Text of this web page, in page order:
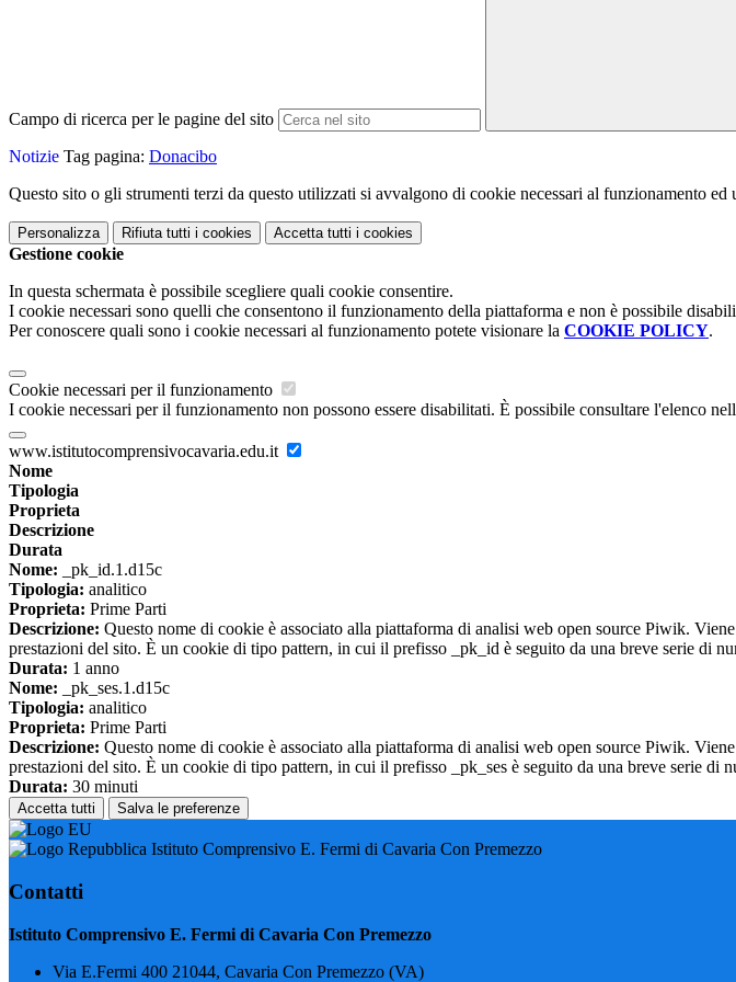
Campo di ricerca per le pagine del sito
Notizie Tag pagina: Donacibo
Questo sito o gli strumenti terzi da questo utilizzati si avvalgono di cookie necessari al funzionamento
Personalizza Rifiuta tutti i cookies Accetta tutti i cookies
Gestione cookie
In questa schermata è possibile scegliere quali cookie consentire.
I cookie necessari sono quelli che consentono il funzionamento della piattaforma e non è possibile
Per conoscere quali sono i cookie necessari al funzionamento potete visionare la COOKIE POLICY.
Cookie necessari per il funzionamento
I cookie necessari per il funzionamento non possono essere disabilitati. È possibile consultare l'elenco
www.istitutocomprensivocavaria.edu.it
Nome
Tipologia
Proprieta
Descrizione
Durata
Nome: _pk_id.1.d15c
Tipologia: analitico
Proprieta: Prime Parti
Descrizione: Questo nome di cookie è associato alla piattaforma di analisi web open source Piwik.
prestazioni del sito. È un cookie di tipo pattern, in cui il prefisso _pk_id è seguito da una breve serie di
Durata: 1 anno
Nome: _pk_ses.1.d15c
Tipologia: analitico
Proprieta: Prime Parti
Descrizione: Questo nome di cookie è associato alla piattaforma di analisi web open source Piwik.
prestazioni del sito. È un cookie di tipo pattern, in cui il prefisso _pk_ses è seguito da una breve serie
Durata: 30 minuti
Accetta tutti Salva le preferenze
Istituto Comprensivo E. Fermi di Cavaria Con Premezzo
Contatti
Istituto Comprensivo E. Fermi di Cavaria Con Premezzo
Via E.Fermi 400 21044, Cavaria Con Premezzo (VA)